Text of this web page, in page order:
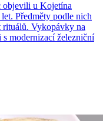
objevili u Kojetína
Předměty podle nich
rituálů. Vykopávky na
modernizací železniční